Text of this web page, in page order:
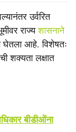
उर्वरित
राज्यशासनाने
घेतला आहे. विशेषतः
शक्यता लक्षात
बीडीओंना